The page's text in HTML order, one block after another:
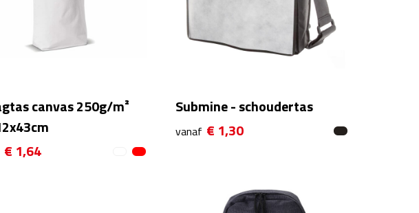
canvas 250g/m²
€ 1,64
Submine - schoudertas
vanaf € 1,30